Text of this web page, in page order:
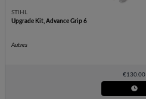
STIHL
Upgrade Kit, Advance Grip 6
Autres
€130.00